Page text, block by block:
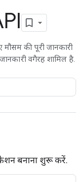
की पूरी जानकारी
वगैरह शामिल है.
बनाना शुरू करें.